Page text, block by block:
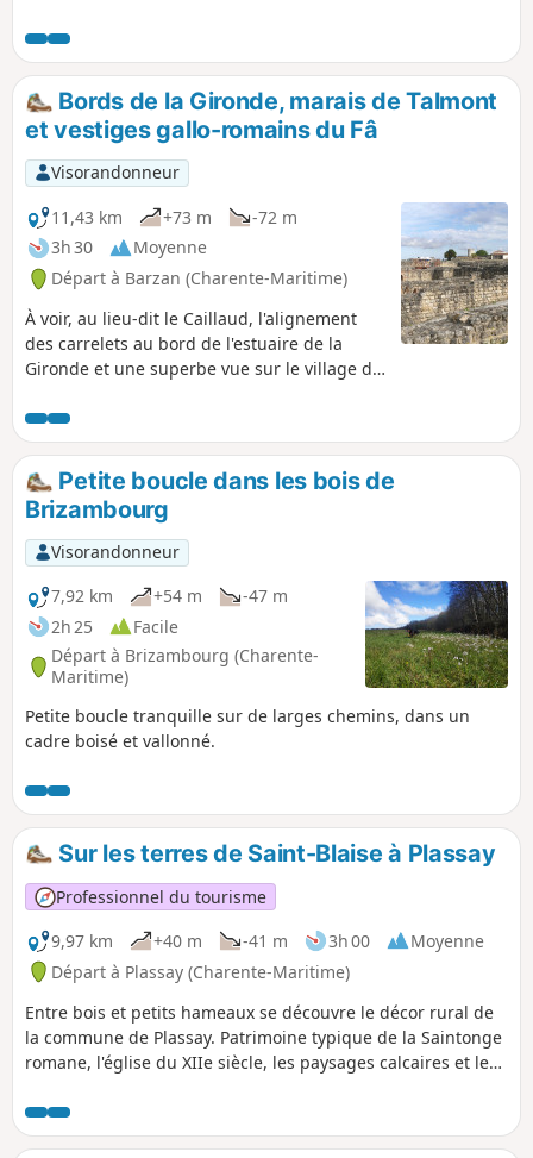
Bords de la Gironde, marais de Talmont
et vestiges gallo-romains du Fâ
Visorandonneur
11,43 km
+73 m
-72 m
3h 30
Moyenne
Départ à Barzan (Charente-Maritime)
À voir, au lieu-dit le Caillaud, l'alignement
des carrelets au bord de l'estuaire de la
Gironde et une superbe vue sur le village de
promontoire rocheux. Vous passerez au pied
d'un amer, point de repère fixe qui était
utilisé pour la navigation sur l'estuaire de la
Gironde et vous traverserez le Fâ, site
archéologique gallo-romain majeur.
Petite boucle dans les bois de
Brizambourg
Visorandonneur
7,92 km
+54 m
-47 m
2h 25
Facile
Départ à Brizambourg (Charente-
Maritime)
Petite boucle tranquille sur de larges chemins, dans un
cadre boisé et vallonné.
Sur les terres de Saint-Blaise à Plassay
Professionnel du tourisme
9,97 km
+40 m -41 m 3h 00
Moyenne
Départ à Plassay (Charente-Maritime)
Entre bois et petits hameaux se découvre le décor rural de
la commune de Plassay. Patrimoine typique de la Saintonge
romane, l'église du XIIe siècle, les paysages calcaires et les
randonneurs.